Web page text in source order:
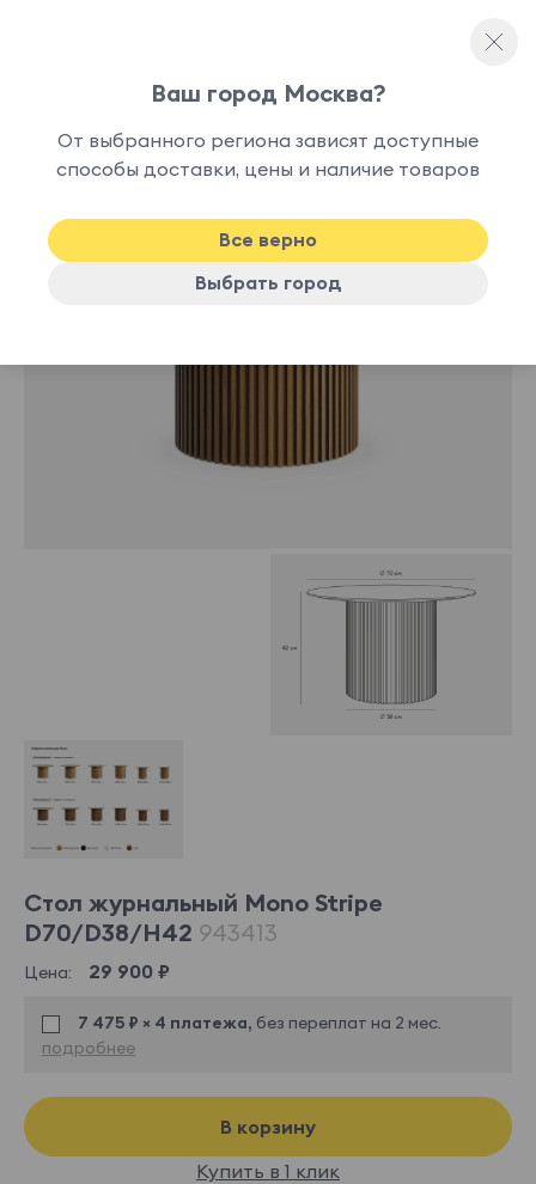
Стол журнальный Mono Stripe
D70/D38/H42 943413
Цена: 29 900 ₽
7 475 ₽ × 4 платежа, без переплат на 2 мес.
подробнее
В корзину
Купить в 1 клик
Ваш город Москва?
От выбранного региона зависят доступные
способы доставки, цены и наличие товаров
Все верно
Выбрать город